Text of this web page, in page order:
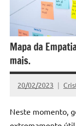
Mapa da
mais.
20/02/2023
Nenhum
Neste momento,